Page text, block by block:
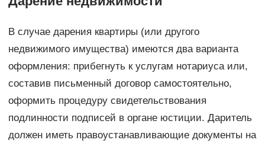
В случае дарения квартиры (или другого
недвижимого имущества) имеются два варианта
оформления: прибегнуть к услугам нотариуса или,
составив письменный договор самостоятельно,
оформить процедуру свидетельствования
подлинности подписей в органе юстиции. Даритель
должен иметь правоустанавливающие документы на